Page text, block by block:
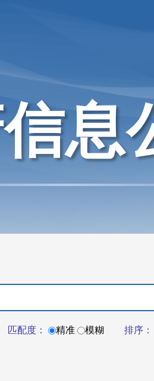
息
匹配度： 精准 模糊 排序：